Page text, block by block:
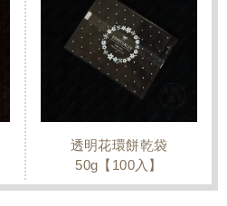
花環餅乾袋 藍/黃/粉｜
50g【100入】